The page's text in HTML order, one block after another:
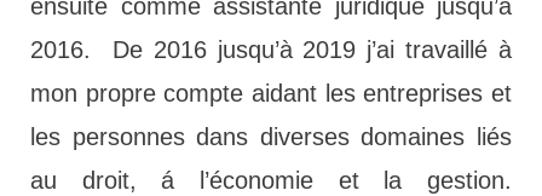
ensuite comme assistante juridique jusqu’à
2016. De 2016 jusqu’à 2019 j’ai travaillé à
mon propre compte aidant les entreprises et
les personnes dans diverses domaines liés
au droit, á l’économie et la gestion.